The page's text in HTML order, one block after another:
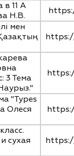
в 11 А
Н.В.
мен
3 Тема
"Types
Олеся
сухая